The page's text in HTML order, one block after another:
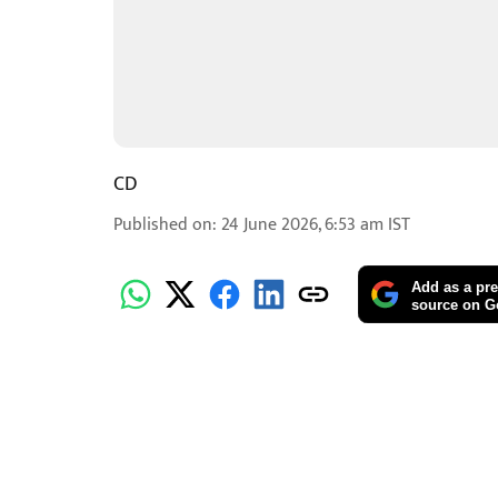
CD
Published on: 24 June 2026, 6:53 am IST
Add as a
source on